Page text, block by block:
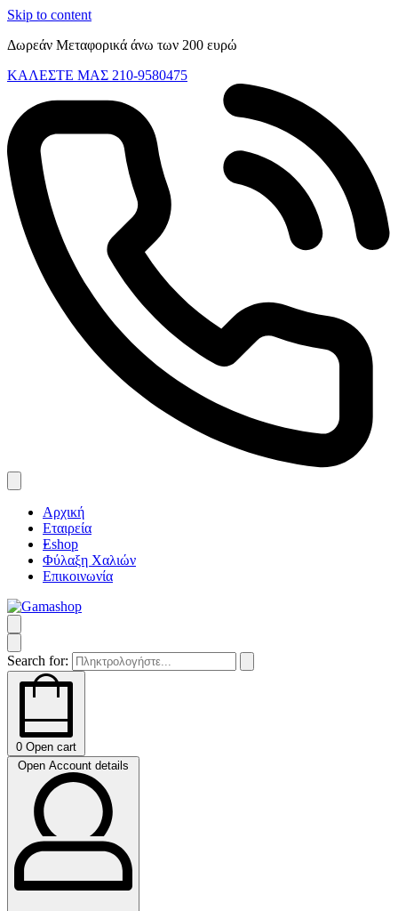
Skip to content
Δωρεάν Μεταφορικά άνω των 200 ευρώ
ΚΑΛΕΣΤΕ ΜΑΣ 210-9580475
Αρχική
Εταιρεία
Eshop
Φύλαξη Χαλιών
Επικοινωνία
Search for:
0 Open cart
Open Account details